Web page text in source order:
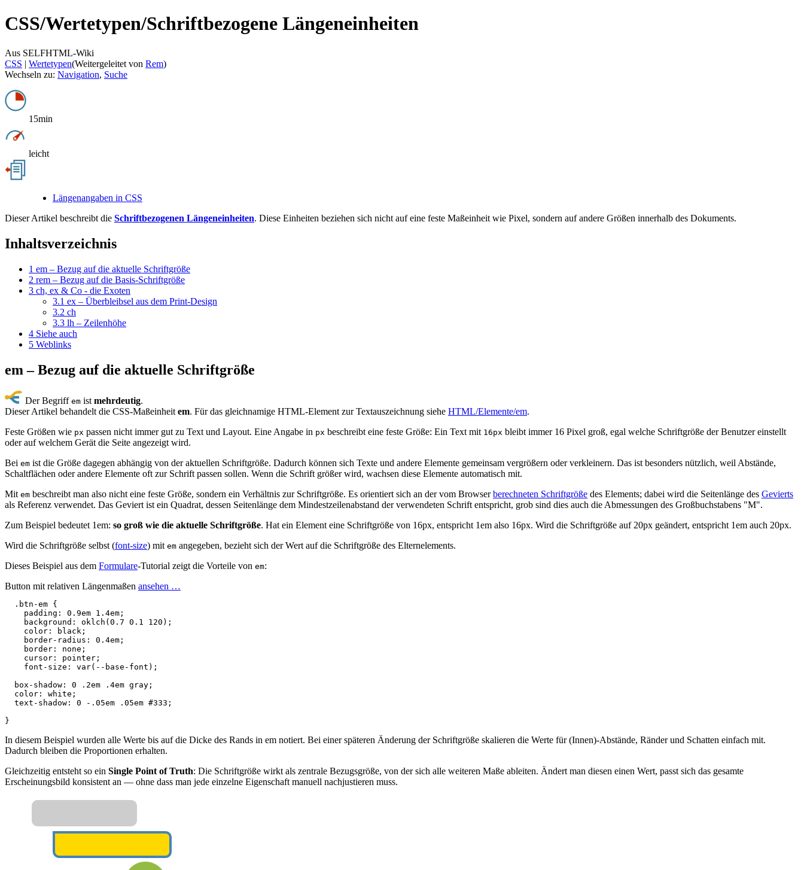
CSS/Wertetypen/Schriftbezogene Längeneinheiten
Aus SELFHTML-Wiki
CSS ‎ | Wertetypen(Weitergeleitet von Rem)
Wechseln zu: Navigation, Suche
15min
leicht
Längenangaben in CSS
Dieser Artikel beschreibt die Schriftbezogenen Längeneinheiten. Diese Einheiten beziehen sich nicht auf eine feste Maßeinheit wie Pixel, sondern auf andere Größen innerhalb des Dokuments.
Inhaltsverzeichnis
1 em – Bezug auf die aktuelle Schriftgröße
2 rem – Bezug auf die Basis-Schriftgröße
3 ch, ex & Co - die Exoten
3.1 ex – Überbleibsel aus dem Print-Design
3.2 ch
3.3 lh – Zeilenhöhe
4 Siehe auch
5 Weblinks
em – Bezug auf die aktuelle Schriftgröße
Der Begriff em ist mehrdeutig.
Dieser Artikel behandelt die CSS-Maßeinheit em. Für das gleichnamige HTML-Element zur Textauszeichnung siehe HTML/Elemente/em.
Feste Größen wie px passen nicht immer gut zu Text und Layout. Eine Angabe in px beschreibt eine feste Größe: Ein Text mit 16px bleibt immer 16 Pixel groß, egal welche Schriftgröße der Benutzer einstellt
oder auf welchem Gerät die Seite angezeigt wird.
Bei em ist die Größe dagegen abhängig von der aktuellen Schriftgröße. Dadurch können sich Texte und andere Elemente gemeinsam vergrößern oder verkleinern. Das ist besonders nützlich, weil Abstände,
Schaltflächen oder andere Elemente oft zur Schrift passen sollen. Wenn die Schrift größer wird, wachsen diese Elemente automatisch mit.
Mit em beschreibt man also nicht eine feste Größe, sondern ein Verhältnis zur Schriftgröße. Es orientiert sich an der vom Browserberechneten Schriftgröße des Elements; dabei wird die Seitenlänge des Gevierts
als Referenz verwendet. Das Geviert ist ein Quadrat, dessen Seitenlänge dem Mindestzeilenabstand der verwendeten Schrift entspricht, grob sind dies auch die Abmessungen des Großbuchstabens "M".
Zum Beispiel bedeutet 1em: so groß wie die aktuelle Schriftgröße. Hat ein Element eine Schriftgröße von 16px, entspricht 1em also 16px. Wird die Schriftgröße auf 20px geändert, entspricht 1em auch 20px.
Wird die Schriftgröße selbst (font-size) mit em angegeben, bezieht sich der Wert auf die Schriftgröße des Elternelements.
Dieses Beispiel aus dem Formulare-Tutorial zeigt die Vorteile von em:
Button mit relativen Längenmaßen ansehen …
.btn-em {
padding : 0.9em 1.4em ;
background : oklch (0 . 7 0 . 1 120 );
color : black ;
border- radius : 0.4em ;
border : none ;
cursor : pointer ;
font-size : var( -- base - font );
box - shadow : 0 .2em .4em gray ;
color : white ;
text-shadow : 0 -.05em .05em #333 ;
}
In diesem Beispiel wurden alle Werte bis auf die Dicke des Rands in em notiert. Bei einer späteren Änderung der Schriftgröße skalieren die Werte für (Innen)-Abstände, Ränder und Schatten einfach mit.
Dadurch bleiben die Proportionen erhalten.
Gleichzeitig entsteht so ein Single Point of Truth: Die Schriftgröße wirkt als zentrale Bezugsgröße, von der sich alle weiteren Maße ableiten. Ändert man diesen einen Wert, passt sich das gesamte
Erscheinungsbild konsistent an — ohne dass man jede einzelne Eigenschaft manuell nachjustieren muss.